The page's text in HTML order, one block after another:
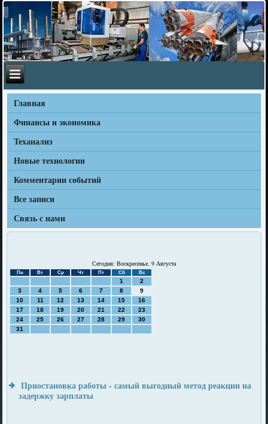
Главная
Финансы и экономика
Теханализ
Новые технологии
Комментарии событий
Все записи
Связь с нами
Сегодня: Воскресенье, 9 Августа
Пн Вт Ср Чт Пт Сб Вс
1
2
3
4 5 6 7 8
9
10
11 12 13 14 15
16
17
18 19 20 21 22
23
24
25 26 27 28 29
30
31
Приостановка работы - самый выгодный метод реакции на
задержку зарплаты